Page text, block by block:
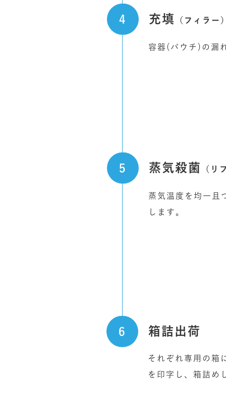
充填 （フィラー
容器(パウチ)の漏
蒸気殺菌 （リ
蒸気温度を均一且
します。
箱詰出荷
それぞれ専用の箱
を印字し、箱詰め